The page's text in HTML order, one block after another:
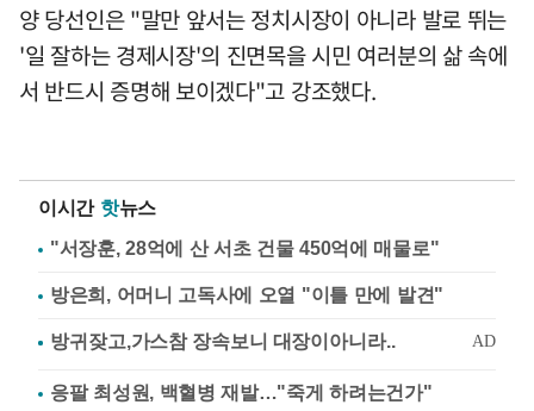
양 당선인은 "말만 앞서는 정치시장이 아니라 발로 뛰는
'일 잘하는 경제시장'의 진면목을 시민 여러분의 삶 속에
서 반드시 증명해 보이겠다"고 강조했다.
이시간 핫뉴스
"서장훈, 28억에 산 서초 건물 450억에 매물로"
방은희, 어머니 고독사에 오열 "이틀 만에 발견"
응팔 최성원, 백혈병 재발…"죽게 하려는건가"